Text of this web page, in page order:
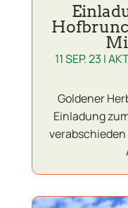
11 SEP. 23 |
Goldener
Einladung